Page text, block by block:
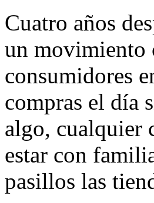
Cuatro años
un movimiento
consumidores
compras el día
algo, cualquier
estar con
pasillos las